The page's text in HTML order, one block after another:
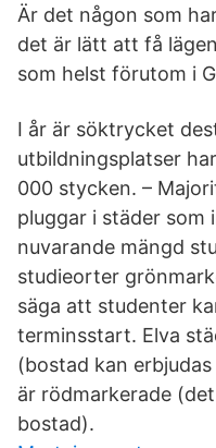
Är det någon som
det är lätt att få
som helst förutom i
I år är söktrycket
utbildningsplatser
000 stycken. –
pluggar i städer
nuvarande mängd
studieorter
säga att studenter
terminsstart. Elva
(bostad kan
är rödmarkerade
bostad).